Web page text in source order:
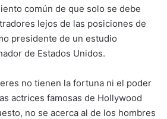
común de que solo se debe
lejos de las posiciones de
presidente de un estudio
de Estados Unidos.
no tienen la fortuna ni el poder
actrices famosas de Hollywood
no se acerca al de los hombres